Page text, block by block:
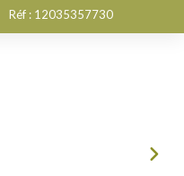
Réf : 12035357730